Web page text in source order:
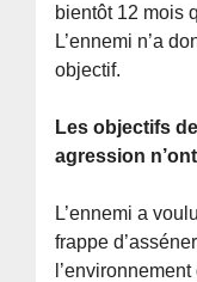
bientôt 12 mois
L’ennemi n’a
objectif.
Les objectifs
agression
L’ennemi a
frappe